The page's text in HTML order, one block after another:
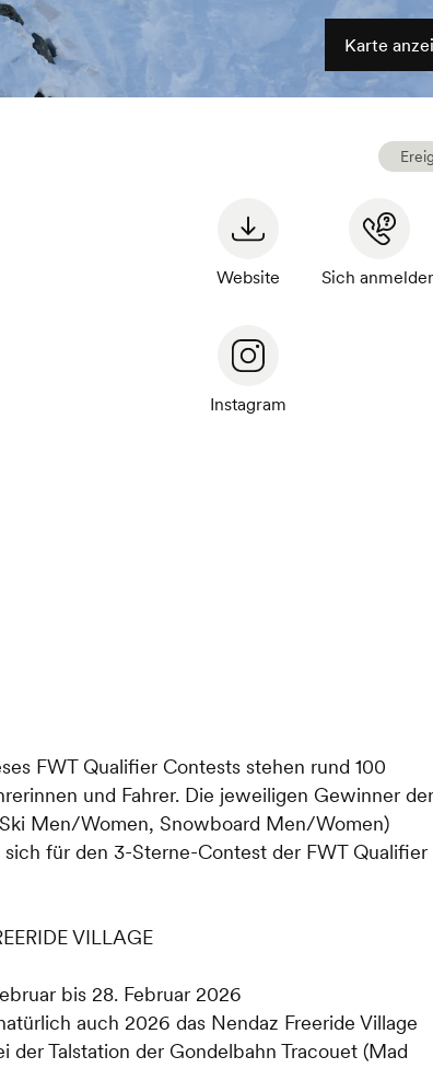
Karte
Website Sich
Instagram
FWT Qualifier Contests stehen rund 100
und Fahrer. Die jeweiligen Gewinner der
Men/Women, Snowboard Men/Women)
für den 3-Sterne-Contest der FWT Qualifier
VILLAGE
bis 28. Februar 2026
auch 2026 das Nendaz Freeride Village
der Talstation der Gondelbahn Tracouet (Mad